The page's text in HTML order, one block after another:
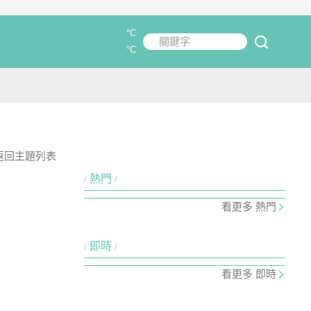
關鍵字
°C
°C
回主題列表
熱門
看更多 熱門
即時
看更多 即時